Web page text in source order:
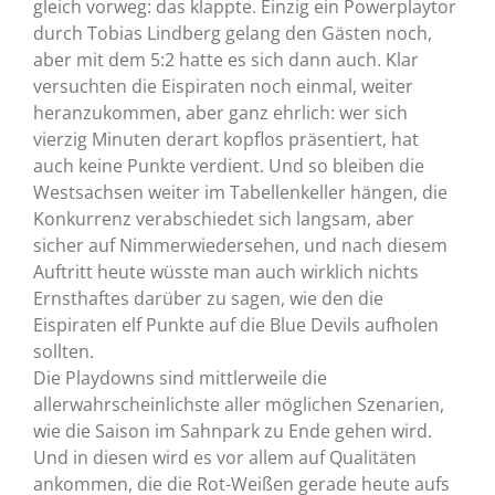
gleich vorweg: das klappte. Einzig ein Powerplaytor
durch Tobias Lindberg gelang den Gästen noch,
aber mit dem 5:2 hatte es sich dann auch. Klar
versuchten die Eispiraten noch einmal, weiter
heranzukommen, aber ganz ehrlich: wer sich
vierzig Minuten derart kopflos präsentiert, hat
auch keine Punkte verdient. Und so bleiben die
Westsachsen weiter im Tabellenkeller hängen, die
Konkurrenz verabschiedet sich langsam, aber
sicher auf Nimmerwiedersehen, und nach diesem
Auftritt heute wüsste man auch wirklich nichts
Ernsthaftes darüber zu sagen, wie den die
Eispiraten elf Punkte auf die Blue Devils aufholen
sollten.
Die Playdowns sind mittlerweile die
allerwahrscheinlichste aller möglichen Szenarien,
wie die Saison im Sahnpark zu Ende gehen wird.
Und in diesen wird es vor allem auf Qualitäten
ankommen, die die Rot-Weißen gerade heute aufs